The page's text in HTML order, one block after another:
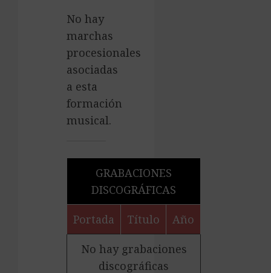
No hay
marchas
procesionales
asociadas
a esta
formación
musical.
GRABACIONES
DISCOGRÁFICAS
Portada Título Año
No hay grabaciones
discográficas